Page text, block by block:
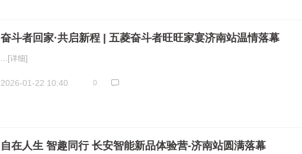
奋斗者回家·共启新程 | 五菱奋斗者旺旺家宴济南站温情落幕
... [详细]
2026-01-22 10:40 0
自在人生 智趣同行 长安智能新品体验营-济南站圆满落幕